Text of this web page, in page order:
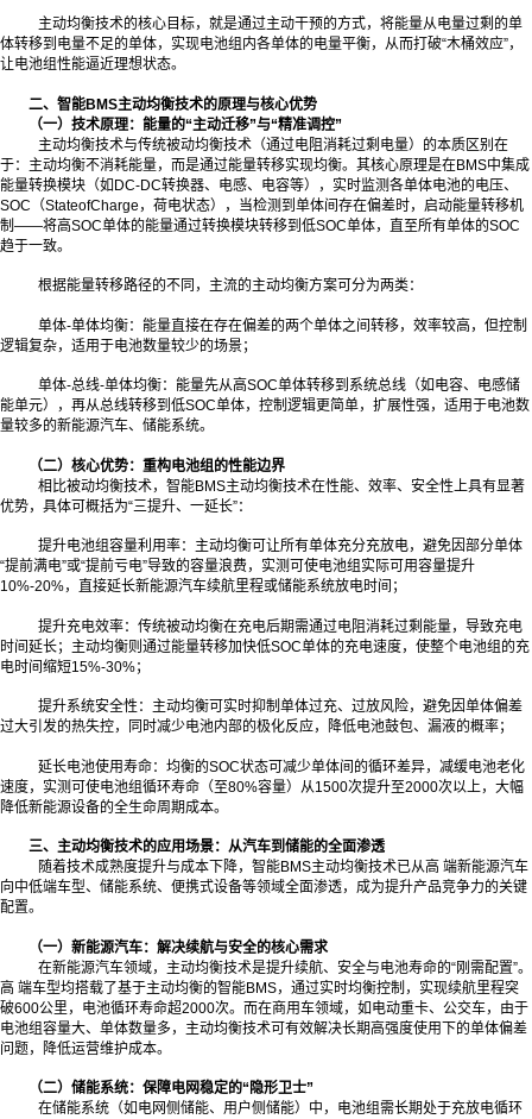
主动均衡技术的核心目标，就是通过主动干预的方式，将能量从电量过剩的单
体转移到电量不足的单体，实现电池组内各单体的电量平衡，从而打破“木桶效应”，
让电池组性能逼近理想状态。
二、智能BMS主动均衡技术的原理与核心优势
（一）技术原理：能量的“主动迁移”与“精准调控”
主动均衡技术与传统被动均衡技术（通过电阻消耗过剩电量）的本质区别在
于：主动均衡不消耗能量，而是通过能量转移实现均衡。其核心原理是在BMS中集成
能量转换模块（如DC-DC转换器、电感、电容等），实时监测各单体电池的电压、
SOC（StateofCharge，荷电状态），当检测到单体间存在偏差时，启动能量转移机
制——将高SOC单体的能量通过转换模块转移到低SOC单体，直至所有单体的SOC
趋于一致。
根据能量转移路径的不同，主流的主动均衡方案可分为两类：
单体-单体均衡：能量直接在存在偏差的两个单体之间转移，效率较高，但控制
逻辑复杂，适用于电池数量较少的场景；
单体-总线-单体均衡：能量先从高SOC单体转移到系统总线（如电容、电感储
能单元），再从总线转移到低SOC单体，控制逻辑更简单，扩展性强，适用于电池数
量较多的新能源汽车、储能系统。
（二）核心优势：重构电池组的性能边界
相比被动均衡技术，智能BMS主动均衡技术在性能、效率、安全性上具有显著
优势，具体可概括为“三提升、一延长”：
提升电池组容量利用率：主动均衡可让所有单体充分充放电，避免因部分单体
“提前满电”或“提前亏电”导致的容量浪费，实测可使电池组实际可用容量提升
10%-20%，直接延长新能源汽车续航里程或储能系统放电时间；
提升充电效率：传统被动均衡在充电后期需通过电阻消耗过剩能量，导致充电
时间延长；主动均衡则通过能量转移加快低SOC单体的充电速度，使整个电池组的充
电时间缩短15%-30%；
提升系统安全性：主动均衡可实时抑制单体过充、过放风险，避免因单体偏差
过大引发的热失控，同时减少电池内部的极化反应，降低电池鼓包、漏液的概率；
延长电池使用寿命：均衡的SOC状态可减少单体间的循环差异，减缓电池老化
速度，实测可使电池组循环寿命（至80%容量）从1500次提升至2000次以上，大幅
降低新能源设备的全生命周期成本。
三、主动均衡技术的应用场景：从汽车到储能的全面渗透
随着技术成熟度提升与成本下降，智能BMS主动均衡技术已从高 端新能源汽车
向中低端车型、储能系统、便携式设备等领域全面渗透，成为提升产品竞争力的关键
配置。
（一）新能源汽车：解决续航与安全的核心需求
在新能源汽车领域，主动均衡技术是提升续航、安全与电池寿命的“刚需配置”。
高 端车型均搭载了基于主动均衡的智能BMS，通过实时均衡控制，实现续航里程突
破600公里，电池循环寿命超2000次。而在商用车领域，如电动重卡、公交车，由于
电池组容量大、单体数量多，主动均衡技术可有效解决长期高强度使用下的单体偏差
问题，降低运营维护成本。
（二）储能系统：保障电网稳定的“隐形卫士”
在储能系统（如电网侧储能、用户侧储能）中，电池组需长期处于充放电循环